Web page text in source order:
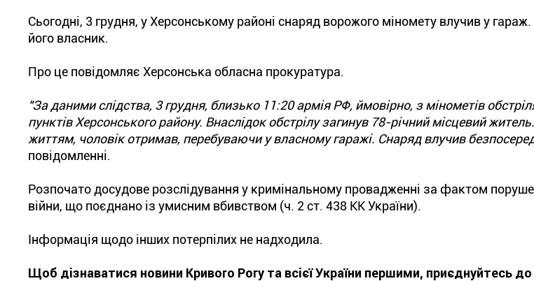
Сьогодні, 3 грудня, у Херсонському районі снаряд ворожого міномету влучив у
його власник.
Про це повідомляє Херсонська обласна прокуратура.
"За даними слідства, 3 грудня, близько 11:20 армія РФ, ймовірно, з мінометів
пунктів Херсонського району. Внаслідок обстрілу загинув 78-річний місцевий
життям, чоловік отримав, перебуваючи у власному гаражі. Снаряд влучив
повідомленні.
Розпочато досудове розслідування у кримінальному провадженні за фактом
війни, що поєднано із умисним вбивством (ч. 2 ст. 438 КК України).
Інформація щодо інших потерпілих не надходила.
Щоб дізнаватися новини Кривого Рогу та всієї України першими, приєднуйтесь до